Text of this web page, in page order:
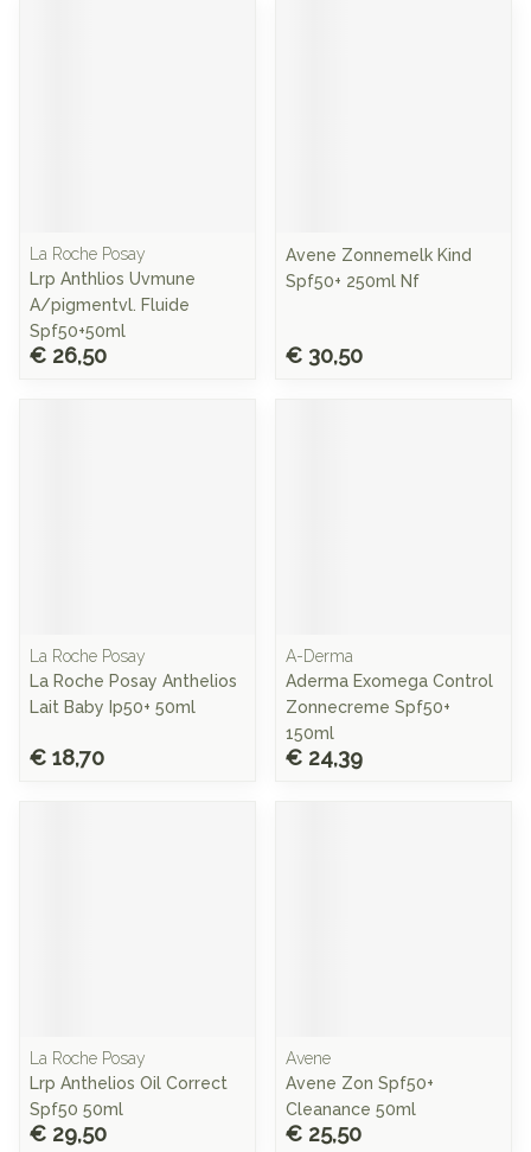
La Roche Posay
Lrp Anthlios Uvmune
A/pigmentvl. Fluide
Spf50+50ml
€ 26,50
Avene Zonnemelk Kind
Spf50+ 250ml Nf
€ 30,50
La Roche Posay
La Roche Posay Anthelios
Lait Baby Ip50+ 50ml
€ 18,70
A-Derma
Aderma Exomega Control
Zonnecreme Spf50+
150ml
€ 24,39
La Roche Posay
Lrp Anthelios Oil Correct
Spf50 50ml
€ 29,50
Avene
Avene Zon Spf50+
Cleanance 50ml
€ 25,50